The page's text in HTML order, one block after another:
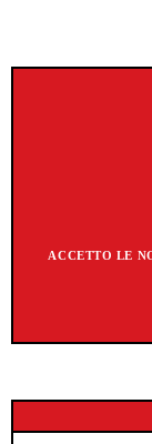
ACCETTO LE